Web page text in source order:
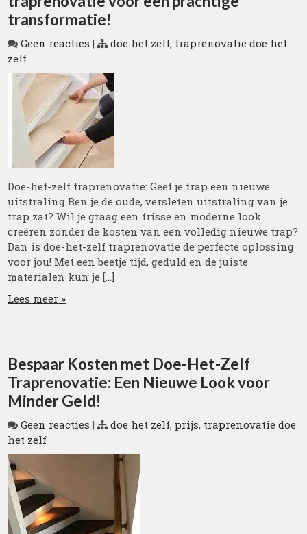
transformatie!
Geen reacties | doe het zelf, traprenovatie doe het
zelf
Doe-het-zelf traprenovatie: Geef je trap een nieuwe
uitstraling Ben je de oude, versleten uitstraling van je
trap zat? Wil je graag een frisse en moderne look
creëren zonder de kosten van een volledig nieuwe trap?
Dan is doe-het-zelf traprenovatie de perfecte oplossing
voor jou! Met een beetje tijd, geduld en de juiste
materialen kun je […]
Lees meer »
Bespaar Kosten met Doe-Het-Zelf
Traprenovatie: Een Nieuwe Look voor
Minder Geld!
Geen reacties | doe het zelf, prijs, traprenovatie doe
het zelf